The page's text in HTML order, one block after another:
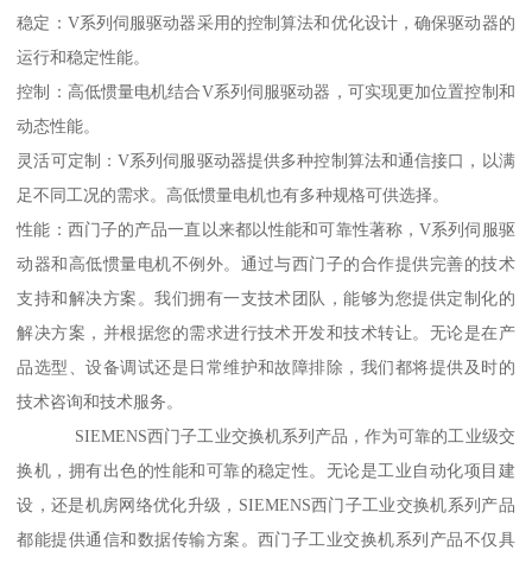
稳定：V系列伺服驱动器采用的控制算法和优化设计，确保驱动器的
运行和稳定性能。
控制：高低惯量电机结合V系列伺服驱动器，可实现更加位置控制和
动态性能。
灵活可定制：V系列伺服驱动器提供多种控制算法和通信接口，以满
足不同工况的需求。高低惯量电机也有多种规格可供选择。
性能：西门子的产品一直以来都以性能和可靠性著称，V系列伺服驱
动器和高低惯量电机不例外。通过与西门子的合作提供完善的技术
支持和解决方案。我们拥有一支技术团队，能够为您提供定制化的
解决方案，并根据您的需求进行技术开发和技术转让。无论是在产
品选型、设备调试还是日常维护和故障排除，我们都将提供及时的
技术咨询和技术服务。
SIEMENS西门子工业交换机系列产品，作为可靠的工业级交
换机，拥有出色的性能和可靠的稳定性。无论是工业自动化项目建
设，还是机房网络优化升级，SIEMENS西门子工业交换机系列产品
都能提供通信和数据传输方案。西门子工业交换机系列产品不仅具